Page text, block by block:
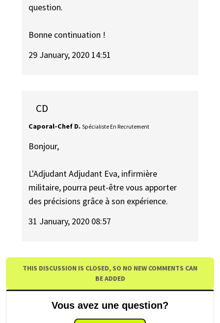
question.
Bonne continuation !
29 January, 2020 14:51
CD
Caporal-Chef D. Spécialiste En Recrutement
Bonjour,
L'Adjudant Adjudant Eva, infirmière
militaire, pourra peut-être vous apporter
des précisions grâce à son expérience.
31 January, 2020 08:57
THIS DISCUSSION IS CLOSED, SO NO NEW COMMENTS CAN
BE ADDED
Vous avez une question?